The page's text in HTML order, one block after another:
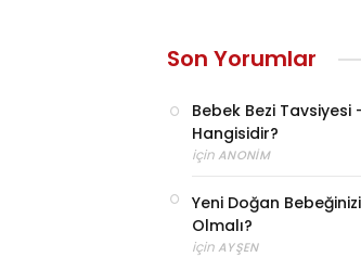
Son Yorumlar
Bebek Bezi Tavsiyesi
Hangisidir?
için ANONIM
Yeni Doğan
Olmalı?
için AYŞEN